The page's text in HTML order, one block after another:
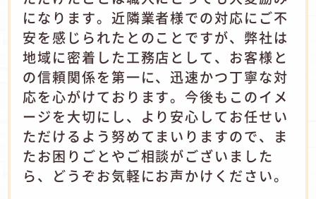
になります。近隣業者様での対応にご不
安を感じられたとのことですが、弊社は
地域に密着した工務店として、お客様と
の信頼関係を第一に、迅速かつ丁寧な対
応を心がけております。今後もこのイメ
ージを大切にし、より安心してお任せい
ただけるよう努めてまいりますので、ま
たお困りごとやご相談がございました
ら、どうぞお気軽にお声かけください。